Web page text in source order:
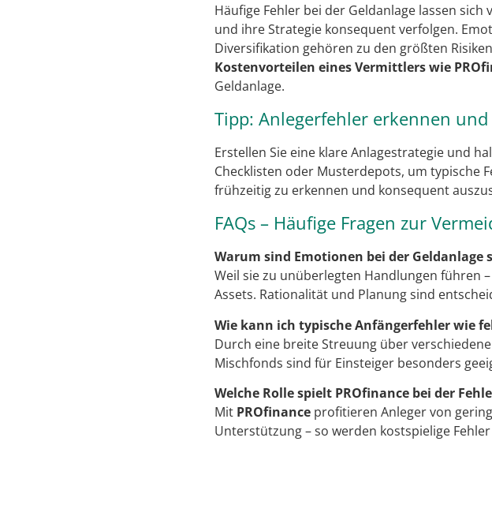
Häufige Fehler bei der Geldanlage lassen
und ihre Strategie konsequent verfolgen.
Diversifikation gehören zu den größten
Kostenvorteilen eines Vermittlers wie
Geldanlage.
Tipp: Anlegerfehler erkennen
Erstellen Sie eine klare Anlagestrategie und
Checklisten oder Musterdepots, um typische
frühzeitig zu erkennen und konsequent
FAQs – Häufige Fragen zur
Warum sind Emotionen bei der Geldanlage
Weil sie zu unüberlegten Handlungen führen
Assets. Rationalität und Planung sind
Wie kann ich typische Anfängerfehler wie
Durch eine breite Streuung über
Mischfonds sind für Einsteiger besonders
Welche Rolle spielt PROfinance bei der
Mit PROfinance profitieren Anleger von
Unterstützung – so werden kostspielige